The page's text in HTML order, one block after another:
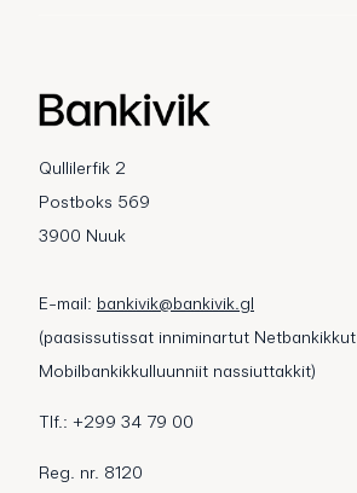
Qullilerfik 2
Postboks 569
3900 Nuuk
E-mail: bankivik@bankivik.gl
(paasissutissat inniminartut Netbankikkut
Mobilbankikkulluunniit nassiuttakkit)
Tlf.: +299 34 79 00
Reg. nr. 8120